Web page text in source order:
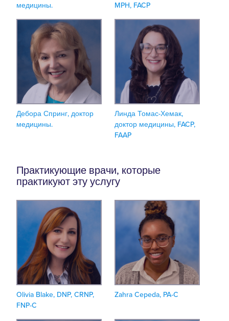
медицины.
MPH, FACP
Дебора Спринг, доктор
медицины.
Линда Томас-Хемак,
доктор медицины, FACP,
FAAP
Практикующие врачи, которые
практикуют эту услугу
Olivia Blake, DNP, CRNP,
FNP-C
Zahra Cepeda, PA-C